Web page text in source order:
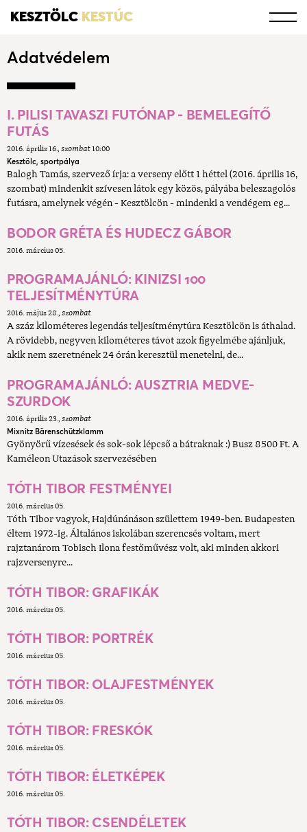
KESZTÖLC KESTÚC
Adatvédelem
I. PILISI TAVASZI FUTÓNAP - BEMELEGÍTŐ
FUTÁS
2016. április 16. szombat 10:00
Kesztölc, sportpálya
Balogh Tamás, szervező írja: a verseny előtt 1 héttel (2016. április 16,
szombat) mindenkit szívesen látok egy közös, pályába beleszagolós
futásra, amelynek végén - Kesztölcön - mindenki a vendégem eg...
BODOR GRÉTA ÉS HUDECZ GÁBOR
2016. március 05.
PROGRAMAJÁNLÓ: KINIZSI 100
TELJESÍTMÉNYTÚRA
2016. május 28. szombat
A száz kilométeres legendás teljesítménytúra Kesztölcön is áthalad.
A rövidebb, negyven kilométeres távot azok figyelmébe ajánljuk,
akik nem szeretnének 24 órán keresztül menetelni, de...
PROGRAMAJÁNLÓ: AUSZTRIA MEDVE-
SZURDOK
2016. április 23. szombat
Mixnitz Bärenschützklamm
Gyönyörű vízesések és sok-sok lépcső a bátraknak :) Busz 8500 Ft. A
Kaméleon Utazások szervezésében
TÓTH TIBOR FESTMÉNYEI
2016. március 05.
Tóth Tibor vagyok, Hajdúnánáson születtem 1949-ben. Budapesten
éltem 1972-ig. Általános iskolában szerencsés voltam, mert
rajztanárom Tobisch Ilona festőművész volt, aki minden akkori
rajzversenyre...
TÓTH TIBOR: GRAFIKÁK
2016. március 05.
TÓTH TIBOR: PORTRÉK
2016. március 05.
TÓTH TIBOR: OLAJFESTMÉNYEK
2016. március 05.
TÓTH TIBOR: FRESKÓK
2016. március 05.
TÓTH TIBOR: ÉLETKÉPEK
2016. március 05.
TÓTH TIBOR: CSENDÉLETEK